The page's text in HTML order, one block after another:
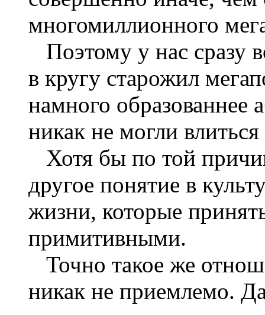
многомиллионного
Поэтому у нас сразу
в кругу старожил
намного образованнее
никак не могли
Хотя бы по той
другое понятие в
жизни, которые
примитивными.
Точно такое же
никак не приемлемо.